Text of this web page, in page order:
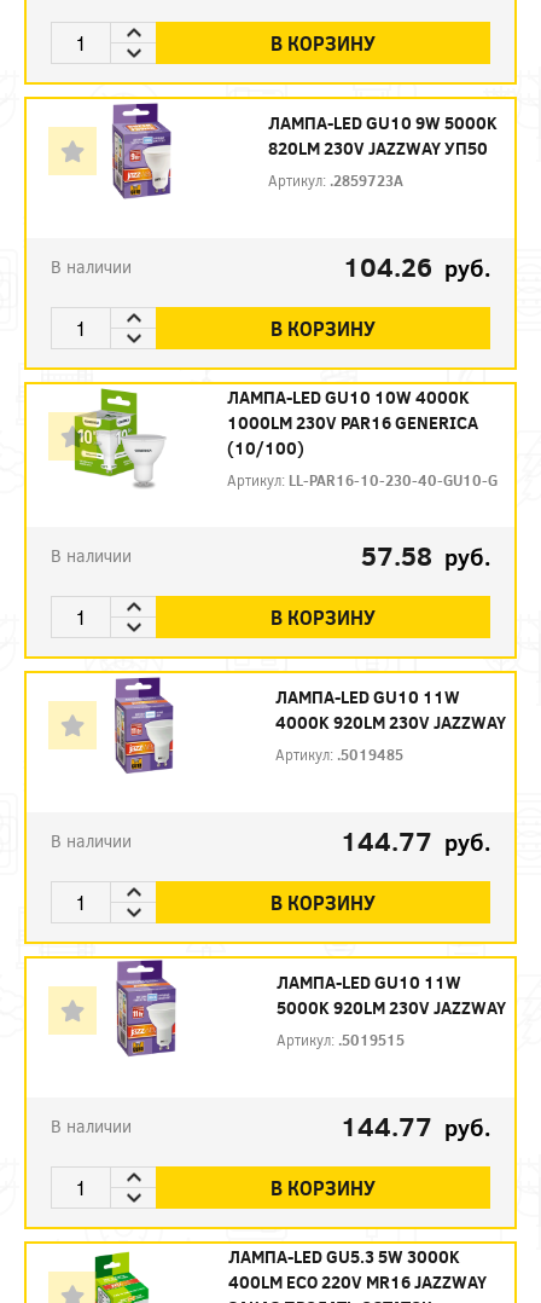
В КОРЗИНУ
ЛАМПА-LED GU10 9W 5000K
820LM 230V JAZZWAY УП50
Артикул: .2859723A
В наличии 104.26 руб.
В КОРЗИНУ
ЛАМПА-LED GU10 10W 4000K
1000LM 230V PAR16 GENERICA
(10/100)
Артикул: LL-PAR16-10-230-40-GU10-G
В наличии 57.58 руб.
В КОРЗИНУ
ЛАМПА-LED GU10 11W
4000K 920LM 230V JAZZWAY
Артикул: .5019485
В наличии 144.77 руб.
В КОРЗИНУ
ЛАМПА-LED GU10 11W
5000K 920LM 230V JAZZWAY
Артикул: .5019515
В наличии 144.77 руб.
В КОРЗИНУ
ЛАМПА-LED GU5.3 5W 3000K
400LM ECO 220V MR16 JAZZWAY